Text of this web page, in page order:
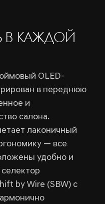
В КАЖДОЙ
OLED-
в переднюю
и
салона.
лаконичный
— все
удобно и
by Wire (SBW) с